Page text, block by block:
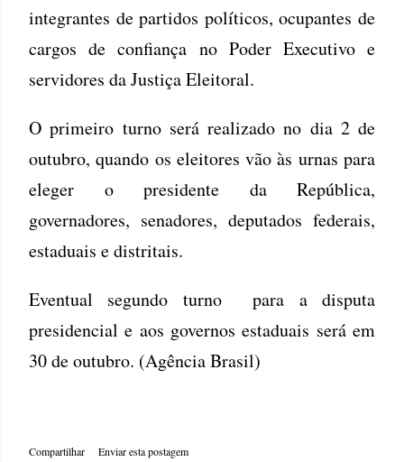
integrantes de partidos políticos, ocupantes de
cargos de confiança no Poder Executivo e
servidores da Justiça Eleitoral.
O primeiro turno será realizado no dia 2 de
outubro, quando os eleitores vão às urnas para
eleger o presidente da República,
governadores, senadores, deputados federais,
estaduais e distritais.
Eventual segundo turno para a disputa
presidencial e aos governos estaduais será em
30 de outubro. (Agência Brasil)
Compartilhar
Enviar esta postagem